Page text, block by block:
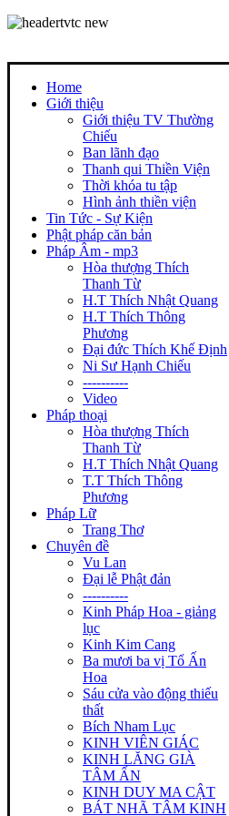
Home
Giới thiệu
Giới thiệu TV Thường
Chiếu
Ban lãnh đạo
Thanh qui Thiền Viện
Thời khóa tu tập
Hình ảnh thiền viện
Tin Tức - Sự Kiện
Phật pháp căn bản
Pháp Âm - mp3
Hòa thượng Thích
Thanh Từ
H.T Thích Nhật Quang
H.T Thích Thông
Phương
Đại đức Thích Khế Định
Ni Sư Hạnh Chiếu
----------
Video
Pháp thoại
Hòa thượng Thích
Thanh Từ
H.T Thích Nhật Quang
T.T Thích Thông
Phương
Pháp Lữ
Trang Thơ
Chuyên đề
Vu Lan
Đại lễ Phật đản
----------
Kinh Pháp Hoa - giảng
lục
Kinh Kim Cang
Ba mươi ba vị Tổ Ấn
Hoa
Sáu cửa vào động thiếu
thất
Bích Nham Lục
KINH VIÊN GIÁC
KINH LĂNG GIÀ
TÂM ẤN
KINH DUY MA CẬT
BÁT NHÃ TÂM KINH